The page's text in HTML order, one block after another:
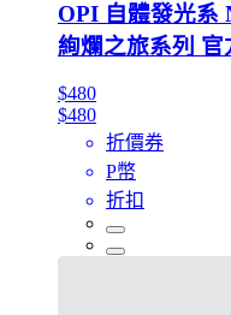
OPI 自體發光系
絢爛之旅系列 官
$480
$480
折價券
P幣
折扣